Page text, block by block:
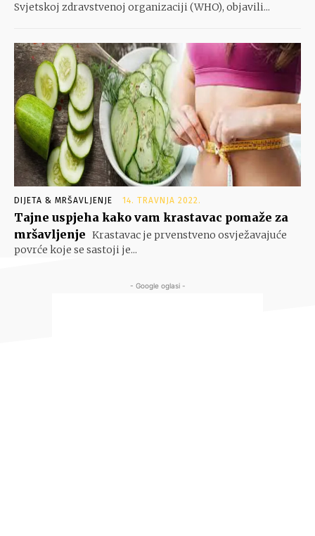
Svjetskoj zdravstvenoj organizaciji (WHO), objavili...
DIJETA & MRŠAVLJENJE 14. TRAVNJA 2022.
Tajne uspjeha kako vam krastavac pomaže za
mršavljenje Krastavac je prvenstveno osvježavajuće
povrće koje se sastoji je...
- Google oglasi -